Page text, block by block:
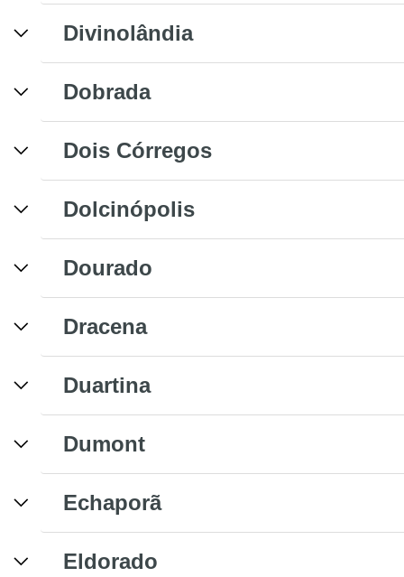
Divinolândia
Dobrada
Dois Córregos
Dolcinópolis
Dourado
Dracena
Duartina
Dumont
Echaporã
Eldorado